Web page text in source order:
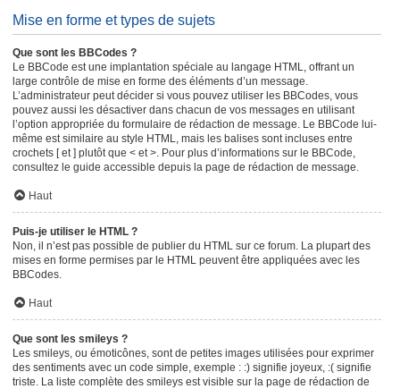
Mise en forme et types de sujets
Que sont les BBCodes ?
Le BBCode est une implantation spéciale au langage HTML, offrant un
large contrôle de mise en forme des éléments d’un message.
L’administrateur peut décider si vous pouvez utiliser les BBCodes, vous
pouvez aussi les désactiver dans chacun de vos messages en utilisant
l’option appropriée du formulaire de rédaction de message. Le BBCode lui-
même est similaire au style HTML, mais les balises sont incluses entre
crochets [ et ] plutôt que < et >. Pour plus d’informations sur le BBCode,
consultez le guide accessible depuis la page de rédaction de message.
Haut
Puis-je utiliser le HTML ?
Non, il n’est pas possible de publier du HTML sur ce forum. La plupart des
mises en forme permises par le HTML peuvent être appliquées avec les
BBCodes.
Haut
Que sont les smileys ?
Les smileys, ou émoticônes, sont de petites images utilisées pour exprimer
des sentiments avec un code simple, exemple : :) signifie joyeux, :( signifie
triste. La liste complète des smileys est visible sur la page de rédaction de